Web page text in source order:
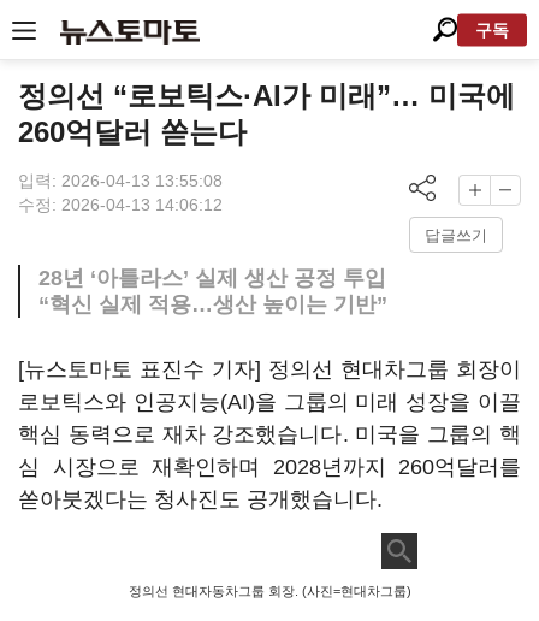
구독
정의선 “로보틱스·AI가 미래”… 미국에
260억달러 쏟는다
입력: 2026-04-13 13:55:08
수정: 2026-04-13 14:06:12
답글쓰기
28년 ‘아틀라스’ 실제 생산 공정 투입
“혁신 실제 적용…생산 높이는 기반”
[뉴스토마토 표진수 기자] 정의선 현대차그룹 회장이
로보틱스와 인공지능(AI)을 그룹의 미래 성장을 이끌
핵심 동력으로 재차 강조했습니다. 미국을 그룹의 핵
심 시장으로 재확인하며 2028년까지 260억달러를
쏟아붓겠다는 청사진도 공개했습니다.
정의선 현대자동차그룹 회장. (사진=현대차그룹)